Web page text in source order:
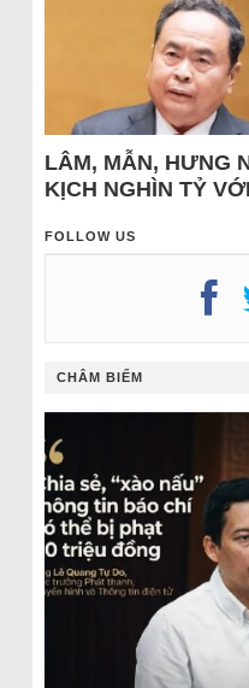
LÂM, MẪN, HƯNG
KỊCH NGHÌN TỶ
FOLLOW US
CHÂM BIẾM